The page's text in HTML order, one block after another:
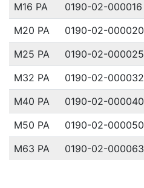
M16 PA
0190-02-000016
M20 PA
0190-02-000020
M25 PA
0190-02-000025
M32 PA
0190-02-000032
M40 PA
0190-02-000040
M50 PA
0190-02-000050
M63 PA
0190-02-000063